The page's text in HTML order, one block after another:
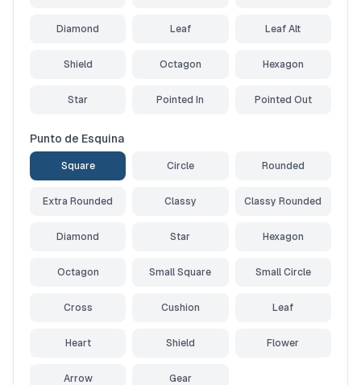
Diamond Leaf Leaf Alt
Shield Octagon Hexagon
Star Pointed In Pointed Out
Punto de Esquina
Square Circle Rounded
Extra Rounded Classy Classy Rounded
Diamond Star Hexagon
Octagon Small Square Small Circle
Cross Cushion Leaf
Heart Shield Flower
Arrow Gear